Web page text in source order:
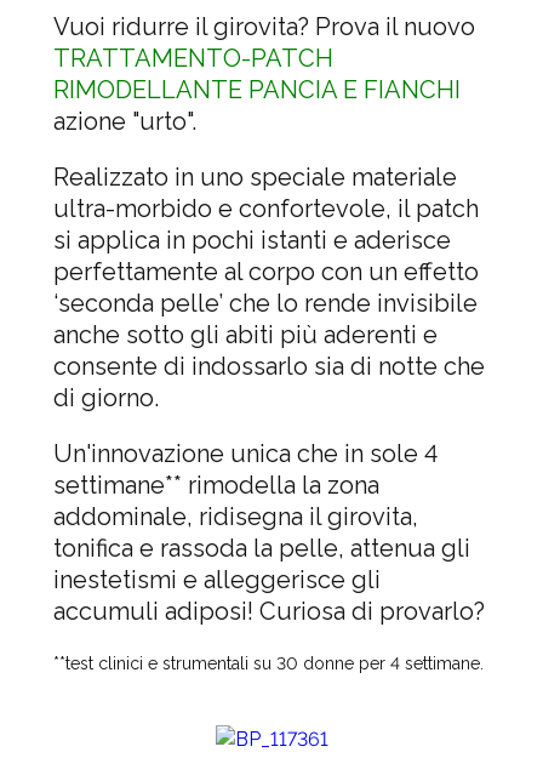
Vuoi ridurre il girovita? Prova il nuovo
TRATTAMENTO-PATCH
RIMODELLANTE PANCIA E FIANCHI
azione "urto".
Realizzato in uno speciale materiale
ultra-morbido e confortevole, il patch
si applica in pochi istanti e aderisce
perfettamente al corpo con un effetto
‘seconda pelle’ che lo rende invisibile
anche sotto gli abiti più aderenti e
consente di indossarlo sia di notte che
di giorno.
Un'innovazione unica che in sole 4
settimane** rimodella la zona
addominale, ridisegna il girovita,
tonifica e rassoda la pelle, attenua gli
inestetismi e alleggerisce gli
accumuli adiposi! Curiosa di provarlo?
**test clinici e strumentali su 30 donne per 4 settimane.